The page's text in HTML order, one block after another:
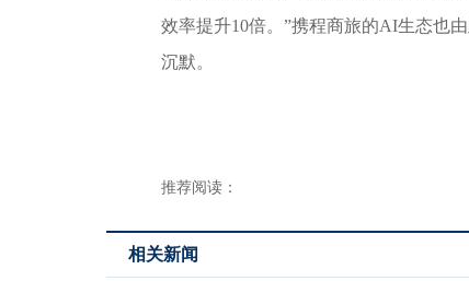
效率提升10倍。”携程商旅的AI生态也
沉默。
推荐阅读：
相关新闻